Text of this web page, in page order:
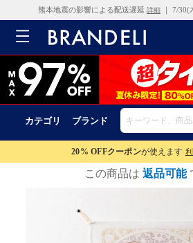
熊本地震の影響による配送遅延 詳細 ｜ 7/30(
カテゴリ ブランド
20% OFFクーポンが使えます
この商品は 返品可能